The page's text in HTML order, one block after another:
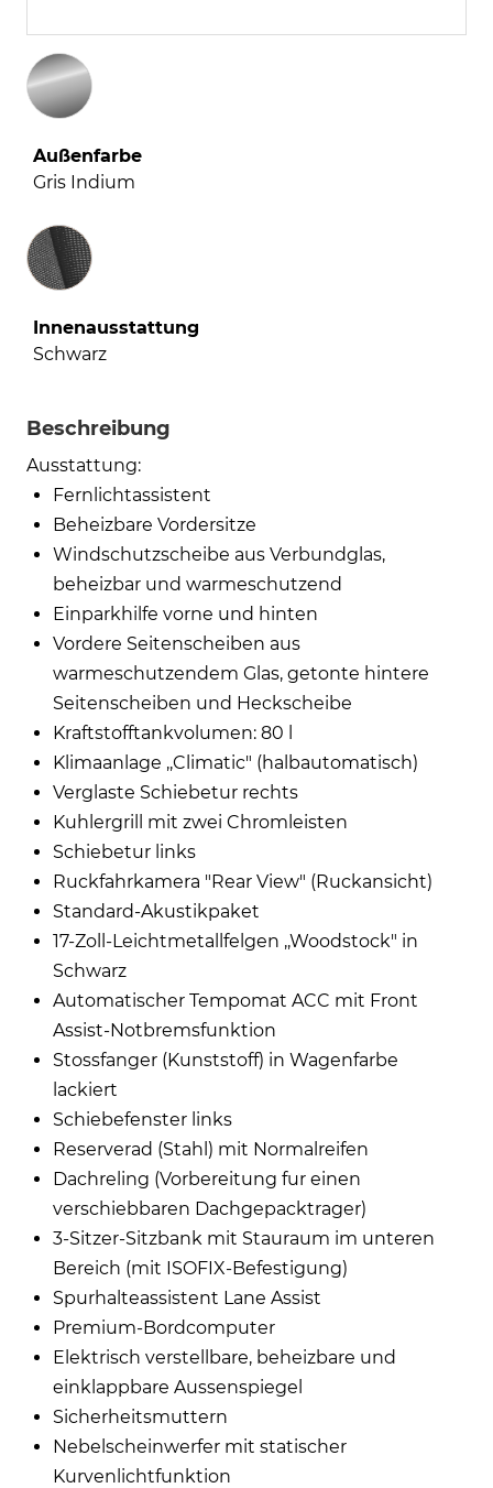
Außenfarbe
Gris Indium
Innenausstattung
Innenausstattung
Schwarz
Beschreibung
Ausstattung:
Fernlichtassistent
Beheizbare Vordersitze
Windschutzscheibe aus Verbundglas,
beheizbar und warmeschutzend
Einparkhilfe vorne und hinten
Vordere Seitenscheiben aus
warmeschutzendem Glas, getonte hintere
Seitenscheiben und Heckscheibe
Kraftstofftankvolumen: 80 l
Klimaanlage ,,Climatic" (halbautomatisch)
Verglaste Schiebetur rechts
Kuhlergrill mit zwei Chromleisten
Schiebetur links
Ruckfahrkamera "Rear View" (Ruckansicht)
Standard-Akustikpaket
17-Zoll-Leichtmetallfelgen ,,Woodstock" in
Schwarz
Automatischer Tempomat ACC mit Front
Assist-Notbremsfunktion
Stossfanger (Kunststoff) in Wagenfarbe
lackiert
Schiebefenster links
Reserverad (Stahl) mit Normalreifen
Dachreling (Vorbereitung fur einen
verschiebbaren Dachgepacktrager)
3-Sitzer-Sitzbank mit Stauraum im unteren
Bereich (mit ISOFIX-Befestigung)
Spurhalteassistent Lane Assist
Premium-Bordcomputer
Elektrisch verstellbare, beheizbare und
einklappbare Aussenspiegel
Sicherheitsmuttern
Nebelscheinwerfer mit statischer
Kurvenlichtfunktion